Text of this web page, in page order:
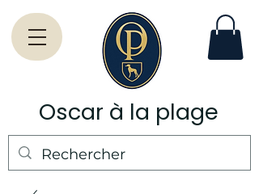
Oscar à la plage